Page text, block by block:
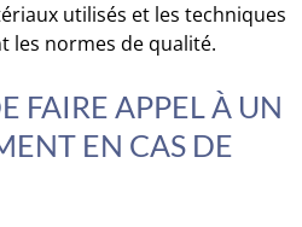
utilisés et les techniques
les normes de qualité.
FAIRE APPEL À UN
EN CAS DE